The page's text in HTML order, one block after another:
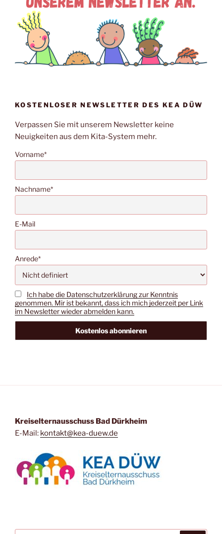
KOSTENLOSER NEWSLETTER DES KEA DÜW
Verpassen Sie mit unserem Newsletter keine
Neuigkeiten aus dem Kita-System mehr.
Vorname*
Nachname*
E-Mail
Anrede*
Ich habe die Datenschutzerklärung zur Kenntnis
genommen. Mir ist bekannt, dass ich mich jederzeit per Link
im Newsletter wieder abmelden kann.
Kreiselternausschuss Bad Dürkheim
E-Mail: kontakt@kea-duew.de